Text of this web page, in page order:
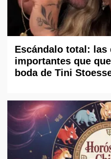
Escándalo total: las
importantes que
boda de Tini